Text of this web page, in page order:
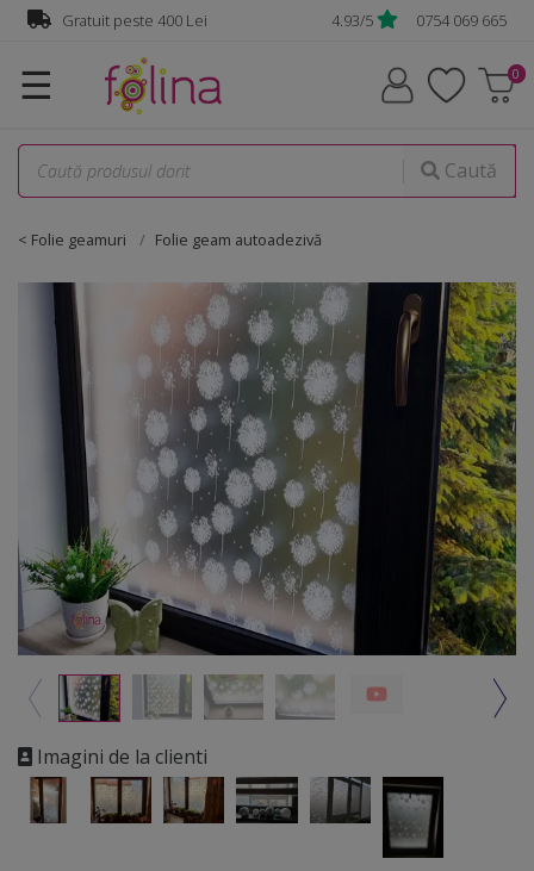
Gratuit peste 400 Lei 4.93/5 0754 069 665
☰
Caută
< Folie geamuri Folie geam autoadezivă
Imagini de la clienti